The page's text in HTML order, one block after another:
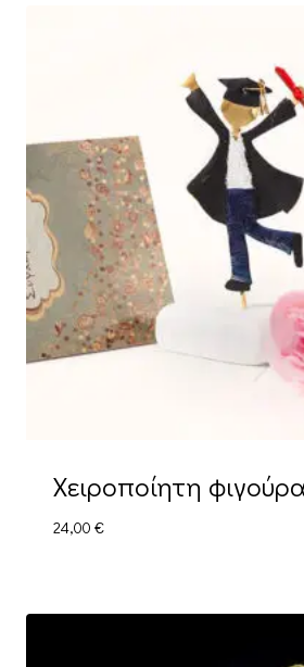
Χειροποίητη
24,00 €